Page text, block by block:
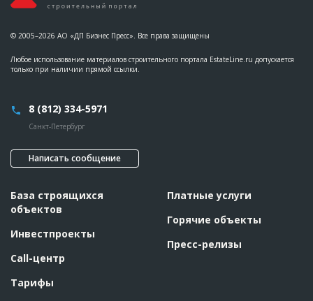
© 2005–2026 АО «ДП Бизнес Пресс». Все права защищены
Любое использование материалов строительного портала EstateLine.ru допускается
только при наличии прямой ссылки.
8 (812) 334-5971
Санкт-Петербург
Написать сообщение
База строящихся
объектов
Инвестпроекты
Call-центр
Тарифы
Платные услуги
Горячие объекты
Пресс-релизы